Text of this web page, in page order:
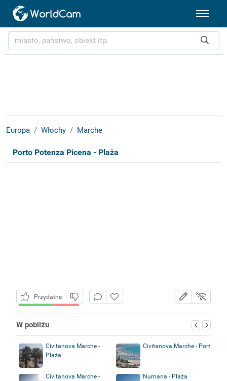
Europa Włochy Marche
Porto Potenza Picena - Plaża
Przydatne
W pobliżu
Civitanova Marche -
Plaża
Civitanova Marche - Port
Civitanova Marche -
Numana - Plaża